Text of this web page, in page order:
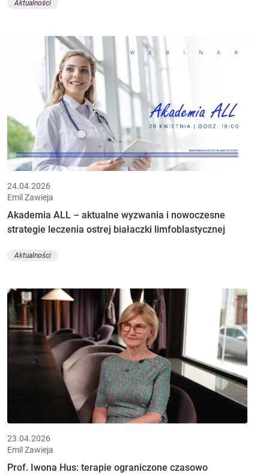
Aktualności
24.04.2026
Emil Zawieja
Akademia ALL – aktualne wyzwania i nowoczesne
strategie leczenia ostrej białaczki limfoblastycznej
Aktualności
23.04.2026
Emil Zawieja
Prof. Iwona Hus: terapie ograniczone czasowo